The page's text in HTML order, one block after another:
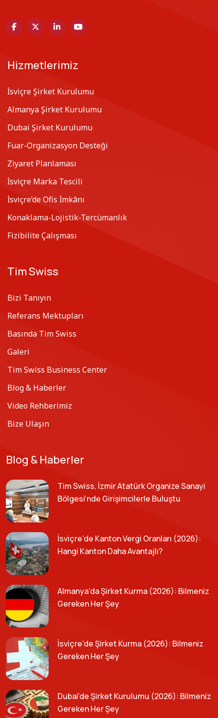
Hizmetlerimiz
İsviçre Şirket Kurulumu
Almanya Şirket Kurulumu
Dubai Şirket Kurulumu
Fuar-Organizasyon Desteği
Ziyaret Planlaması
İsviçre Marka Tescili
İsviçre’de Ofis İmkânı
Konaklama-Lojistik-Tercümanlık
Fizibilite Çalışması
Tim Swiss
Bizi Tanıyın
Referans Mektupları
Basında Tim Swiss
Galeri
Tim Swiss Business Center
Blog & Haberler
Video Rehberimiz
Bize Ulaşın
Blog & Haberler
Tim Swiss, İzmir Atatürk Organize Sanayi
Bölgesi’nde Girişimcilerle Buluştu
İsviçre’de Kanton Vergi Oranları (2026):
Hangi Kanton Daha Avantajlı?
Almanya’da Şirket Kurma (2026): Bilmeniz
Gereken Her Şey
İsviçre’de Şirket Kurma (2026): Bilmeniz
Gereken Her Şey
Dubai’de Şirket Kurulumu (2026): Bilmeniz
Gereken Her Şey